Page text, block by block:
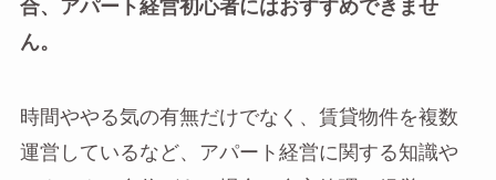
合、アパート経営初心者にはおすすめできませ
ん。
時間ややる気の有無だけでなく、賃貸物件を複数
運営しているなど、アパート経営に関する知識や